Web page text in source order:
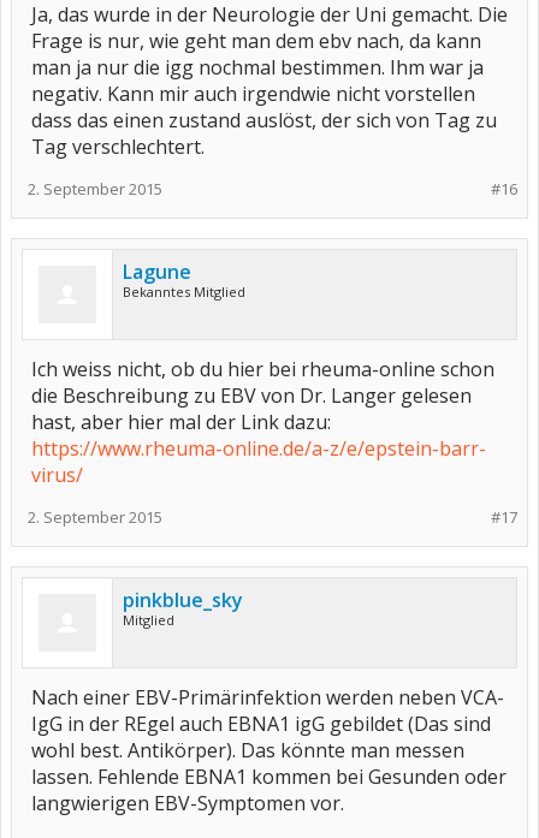
Ja, das wurde in der Neurologie der Uni gemacht. Die
Frage is nur, wie geht man dem ebv nach, da kann
man ja nur die igg nochmal bestimmen. Ihm war ja
negativ. Kann mir auch irgendwie nicht vorstellen
dass das einen zustand auslöst, der sich von Tag zu
Tag verschlechtert.
#16
2. September 2015
Lagune
Bekanntes Mitglied
Ich weiss nicht, ob du hier bei rheuma-online schon
die Beschreibung zu EBV von Dr. Langer gelesen
hast, aber hier mal der Link dazu:
https://www.rheuma-online.de/a-z/e/epstein-barr-
virus/
#17
2. September 2015
pinkblue_sky
Mitglied
Nach einer EBV-Primärinfektion werden neben VCA-
IgG in der REgel auch EBNA1 igG gebildet (Das sind
wohl best. Antikörper). Das könnte man messen
lassen. Fehlende EBNA1 kommen bei Gesunden oder
langwierigen EBV-Symptomen vor.